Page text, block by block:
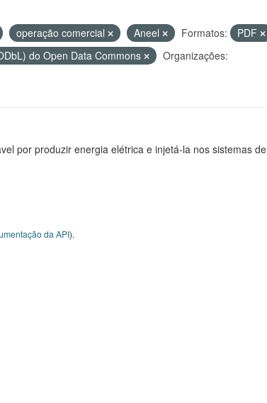
operação comercial Aneel Formatos:
PDF
do Open Data Commons
Organizações:
por produzir energia elétrica e injetá-la nos sistemas de
da API).